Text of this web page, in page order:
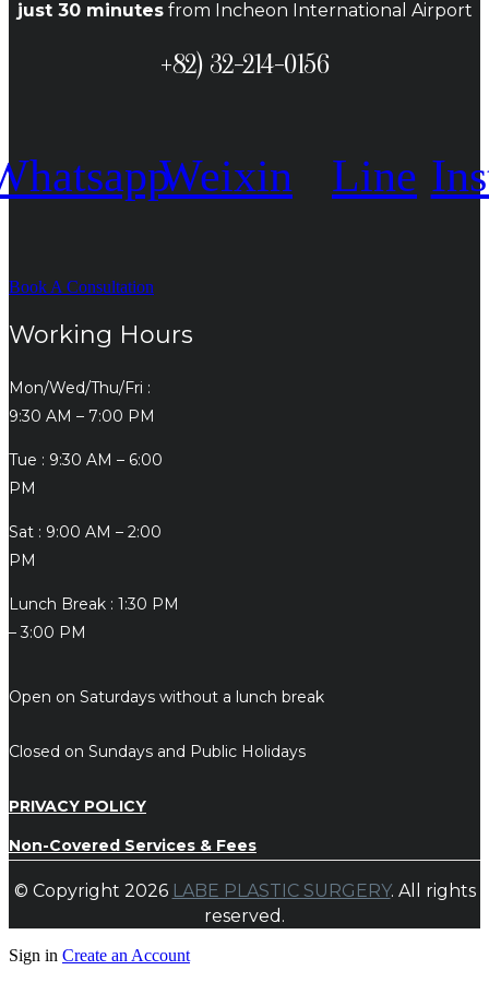
just 30 minutesfrom Incheon International Airport
+82) 32-214-0156
Weixin Line
Book A Consultation
Working Hours
Mon/Wed/Thu/Fri :
9:30 AM – 7:00 PM
Tue : 9:30 AM – 6:00
PM
Sat : 9:00 AM – 2:00
PM
Lunch Break : 1:30 PM
– 3:00 PM
Open on Saturdays without a lunch break
Closed on Sundays and Public Holidays
PRIVACY POLICY
Non-Covered Services & Fees
© Copyright 2026 LABE PLASTIC SURGERY. All rights
reserved.
Sign in Create an Account